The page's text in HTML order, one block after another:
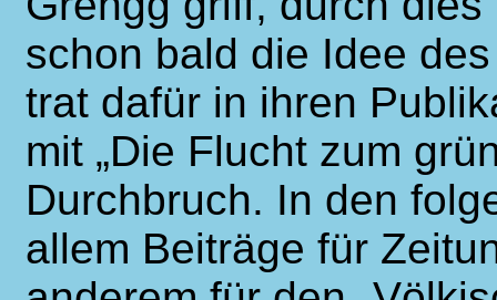
schon bald die Idee
trat dafür in ihren
mit „Die Flucht zum
Durchbruch. In den
allem Beiträge für